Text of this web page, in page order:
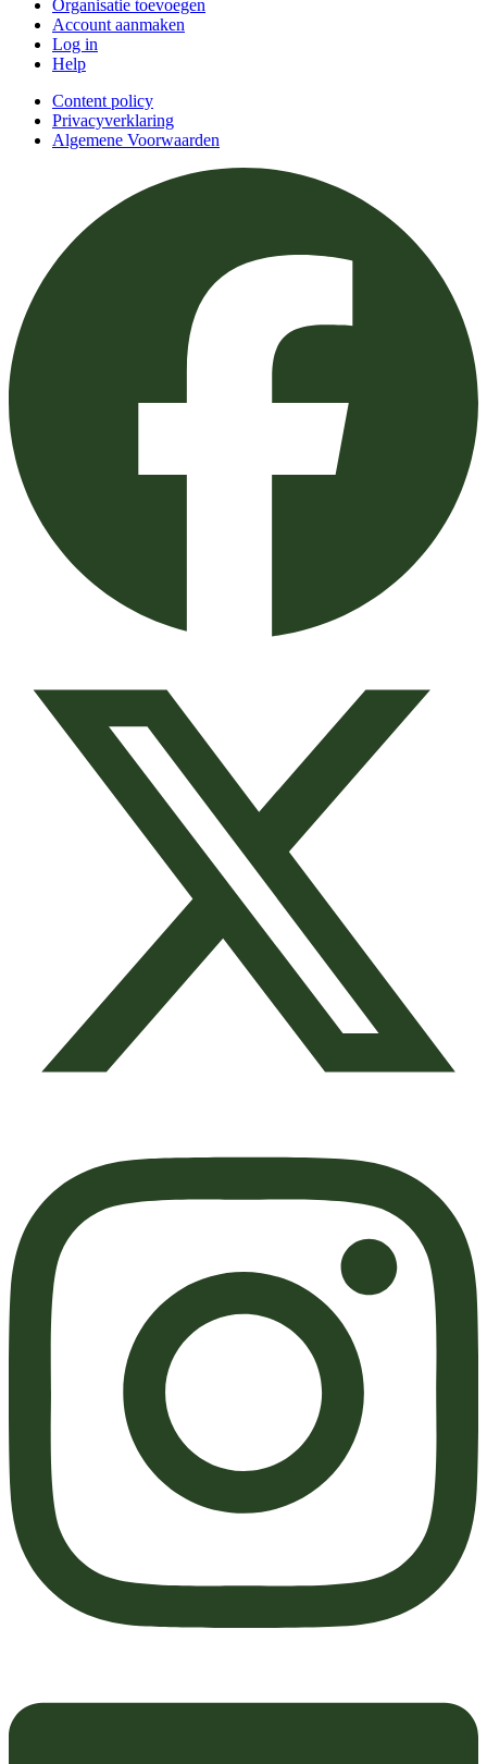
Organisatie toevoegen
Account aanmaken
Log in
Help
Content policy
Privacyverklaring
Algemene Voorwaarden